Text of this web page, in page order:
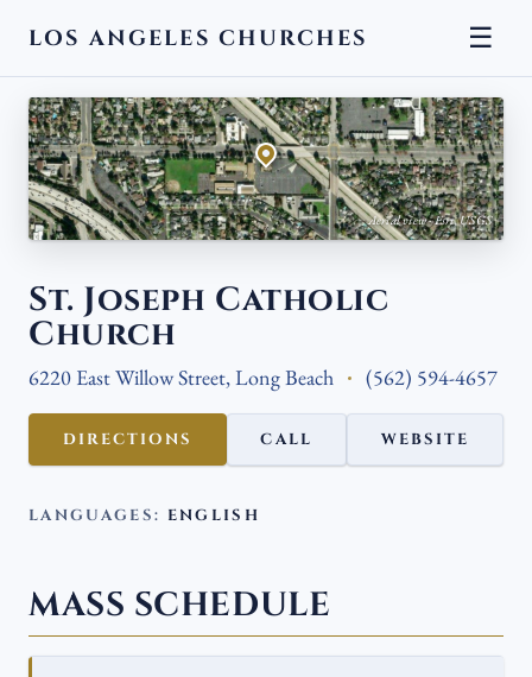
LOS ANGELES CHURCHES ☰
Aerial view · Esri, USGS
St. Joseph Catholic
Church
6220 East Willow Street, Long Beach (562) 594-4657
DIRECTIONS CALL WEBSITE
LANGUAGES: ENGLISH
MASS SCHEDULE